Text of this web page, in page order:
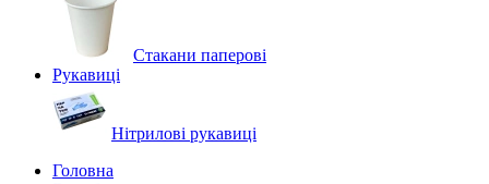
Стакани паперові
Рукавиці
Нітрилові рукавиці
Головна